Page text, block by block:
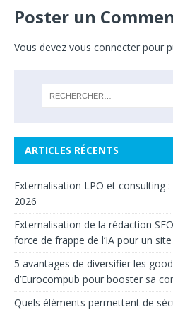
Poster un
Vous devez vous connecter pour
ARTICLES RÉCENTS
Externalisation LPO et consulting
2026
Externalisation de la rédaction
force de frappe de l’IA pour un
5 avantages de diversifier les
d’Eurocompub pour booster sa
Quels éléments permettent de